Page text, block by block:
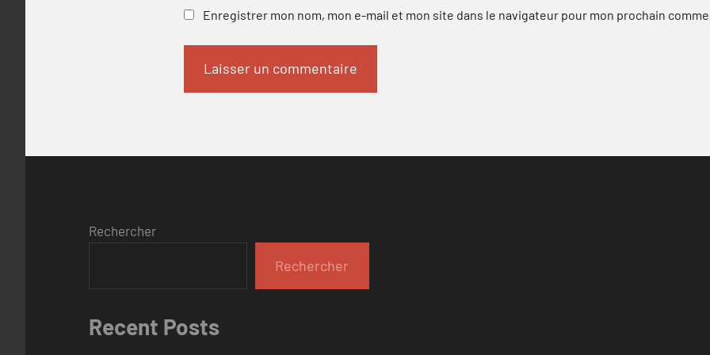
Enregistrer mon nom, mon e-mail et mon site dans le navigateur pour mon prochain
Rechercher
Rechercher
Recent Posts